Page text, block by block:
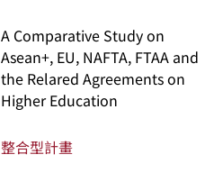
A Comparative Study on
Asean+, EU, NAFTA, FTAA and
the Relared Agreements on
Higher Education
整合型計畫